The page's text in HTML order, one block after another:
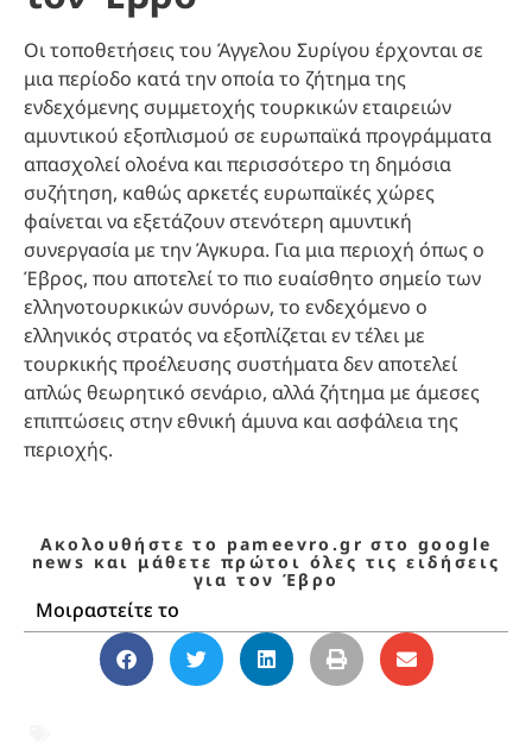
Οι τοποθετήσεις του Άγγελου Συρίγου έρχονται σε
μια περίοδο κατά την οποία το ζήτημα της
ενδεχόμενης συμμετοχής τουρκικών εταιρειών
αμυντικού εξοπλισμού σε ευρωπαϊκά προγράμματα
απασχολεί ολοένα και περισσότερο τη δημόσια
συζήτηση, καθώς αρκετές ευρωπαϊκές χώρες
φαίνεται να εξετάζουν στενότερη αμυντική
συνεργασία με την Άγκυρα. Για μια περιοχή όπως ο
Έβρος, που αποτελεί το πιο ευαίσθητο σημείο των
ελληνοτουρκικών συνόρων, το ενδεχόμενο ο
ελληνικός στρατός να εξοπλίζεται εν τέλει με
τουρκικής προέλευσης συστήματα δεν αποτελεί
απλώς θεωρητικό σενάριο, αλλά ζήτημα με άμεσες
επιπτώσεις στην εθνική άμυνα και ασφάλεια της
περιοχής.
Ακολουθήστε το pameevro.gr στο google
news και μάθετε πρώτοι όλες τις ειδήσεις
για τον Έβρο
Μοιραστείτε το